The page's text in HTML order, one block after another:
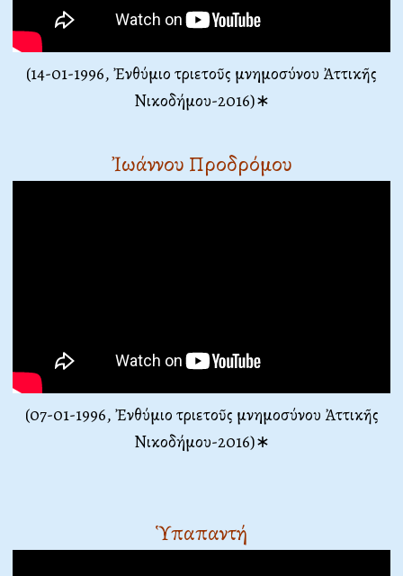
(14-01-1996, Ἐνθύμιο τριετοῦς μνημοσύνου Ἀττικῆς
Νικοδήμου-2016)∗
Ἰωάννου Προδρόμου
(07-01-1996, Ἐνθύμιο τριετοῦς μνημοσύνου Ἀττικῆς
Νικοδήμου-2016)∗
Ὑπαπαντή